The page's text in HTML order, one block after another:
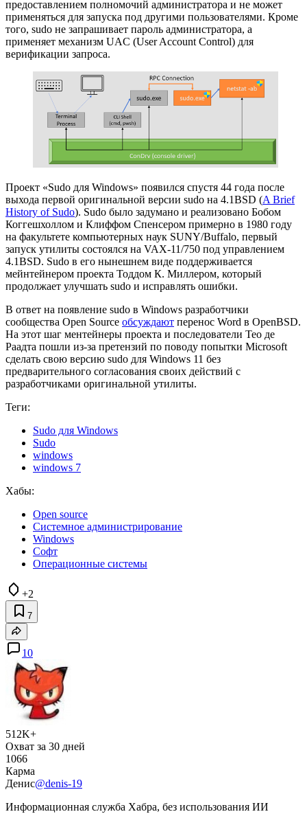
предоставлением полномочий администратора и не может
применяться для запуска под другими пользователями. Кроме
того, sudo не запрашивает пароль администратора, а
применяет механизм UAC (User Account Control) для
верификации запроса.
Проект «Sudo для Windows» появился спустя 44 года после
выхода первой оригинальной версии sudo на 4.1BSD (A Brief
History of Sudo). Sudo было задумано и реализовано Бобом
Коггешхоллом и Клиффом Спенсером примерно в 1980 году
на факультете компьютерных наук SUNY/Buffalo, первый
запуск утилиты состоялся на VAX-11/750 под управлением
4.1BSD. Sudo в его нынешнем виде поддерживается
мейнтейнером проекта Тоддом К. Миллером, который
продолжает улучшать sudo и исправлять ошибки.
В ответ на появление sudo в Windows разработчики
сообщества Open Source обсуждают перенос Word в OpenBSD.
На этот шаг ментейнеры проекта и последователи Тео де
Раадта пошли из-за претензий по поводу попытки Microsoft
сделать свою версию sudo для Windows 11 без
предварительного согласования своих действий с
разработчиками оригинальной утилиты.
Теги:
Sudo для Windows
Sudo
windows
windows 7
Хабы:
Open source
Системное администрирование
Windows
Софт
Операционные системы
+2
7
10
512K+
Охват за 30 дней
1066
Карма
Денис@denis-19
Информационная служба Хабра, без использования ИИ